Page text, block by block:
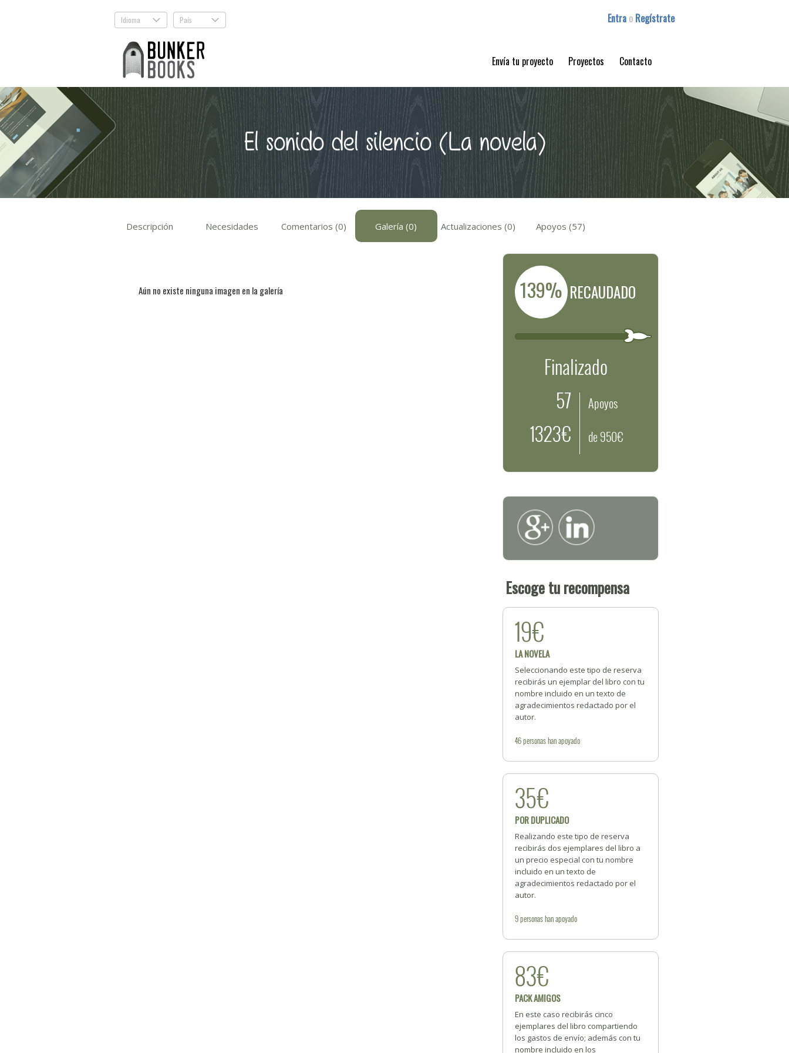
Idioma . País . Entra o Regístrate
Envía tu proyecto Proyectos Contacto
El sonido del silencio (La novela)
Descripción Necesidades Comentarios (0) Galería (0) Actualizaciones (0) Apoyos (57)
Aún no existe ninguna imagen en la galería 139% RECAUDADO
Finalizado
57
1323€
Apoyos
de 950€
Escoge tu recompensa
19€
LA NOVELA
Seleccionando este tipo de reserva
recibirás un ejemplar del libro con tu
nombre incluido en un texto de
agradecimientos redactado por el
autor.
46personashan apoyado
35€
POR DUPLICADO
Realizando este tipo de reserva
recibirás dos ejemplares del libro a
un precio especial con tu nombre
incluido en un texto de
agradecimientos redactado por el
autor.
9personashan apoyado
83€
PACK AMIGOS
En este caso recibirás cinco
ejemplares del libro compartiendo
los gastos de envío; además con tu
nombre incluido en los